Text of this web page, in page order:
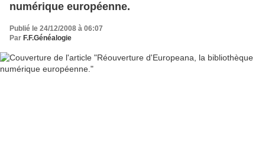
numérique européenne.
Publié le 24/12/2008 à 06:07
Par F.F.Généalogie